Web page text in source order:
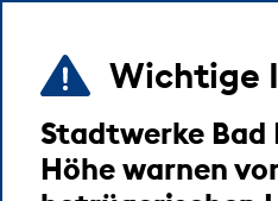
Wichtige
Stadtwerke Bad
Höhe warnen vor
Startseite